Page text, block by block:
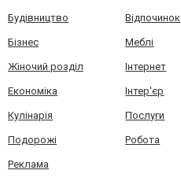
Будівництво Відпочинок
Бізнес Меблі
Жіночий розділ Інтернет
Економіка Інтер'єр
Кулінарія Послуги
Подорожі Робота
Реклама